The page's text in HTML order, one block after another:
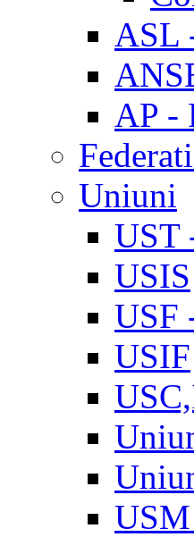
ASL
AP -
Uniuni
UST
USIS
USF
USIF